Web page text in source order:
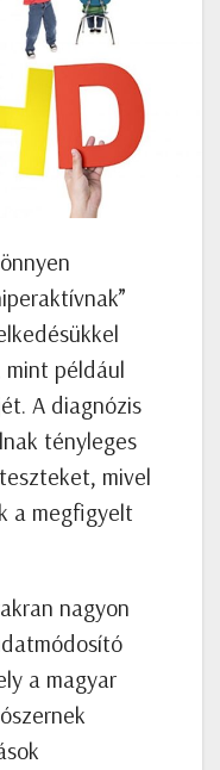
például
A diagnózis
tényleges
mivel
a megfigyelt
nagyon
a magyar